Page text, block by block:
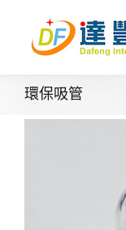
content
環保吸管